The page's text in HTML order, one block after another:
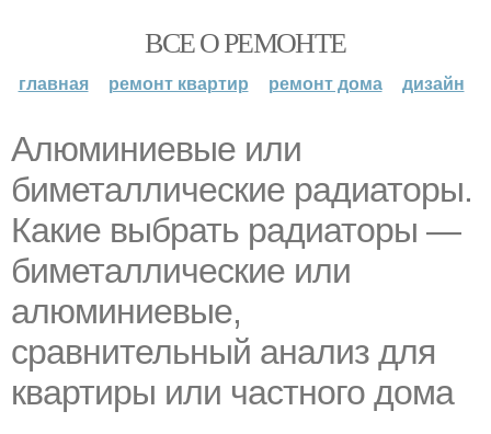
ВСЕ О РЕМОНТЕ
главная ремонт квартир ремонт дома дизайн
Алюминиевые или
биметаллические радиаторы.
Какие выбрать радиаторы —
биметаллические или
алюминиевые,
сравнительный анализ для
квартиры или частного дома